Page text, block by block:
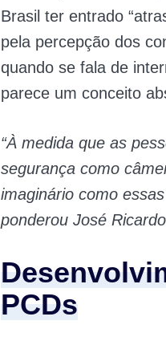
Brasil ter entrado
pela percepção dos
quando se fala de
parece um conceito
“À medida que as
segurança como
imaginário como
ponderou José
PCDs